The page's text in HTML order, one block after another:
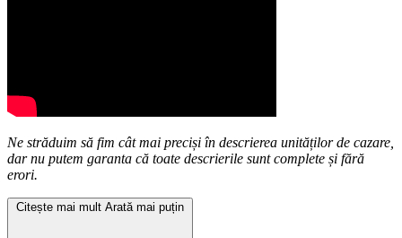
Ne străduim să fim cât mai preciși în descrierea unităților de cazare,
dar nu putem garanta că toate descrierile sunt complete și fără
erori.
Citește mai mult Arată mai puțin